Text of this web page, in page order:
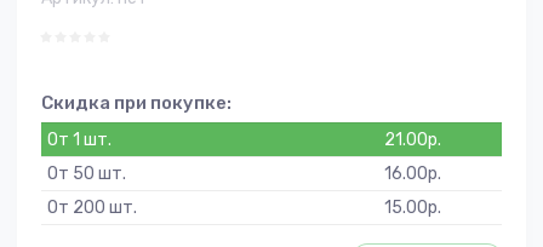
Скидка при покупке:
От 1 шт. 21.00р.
От 50 шт.
16.00р.
От 200 шт.
15.00р.